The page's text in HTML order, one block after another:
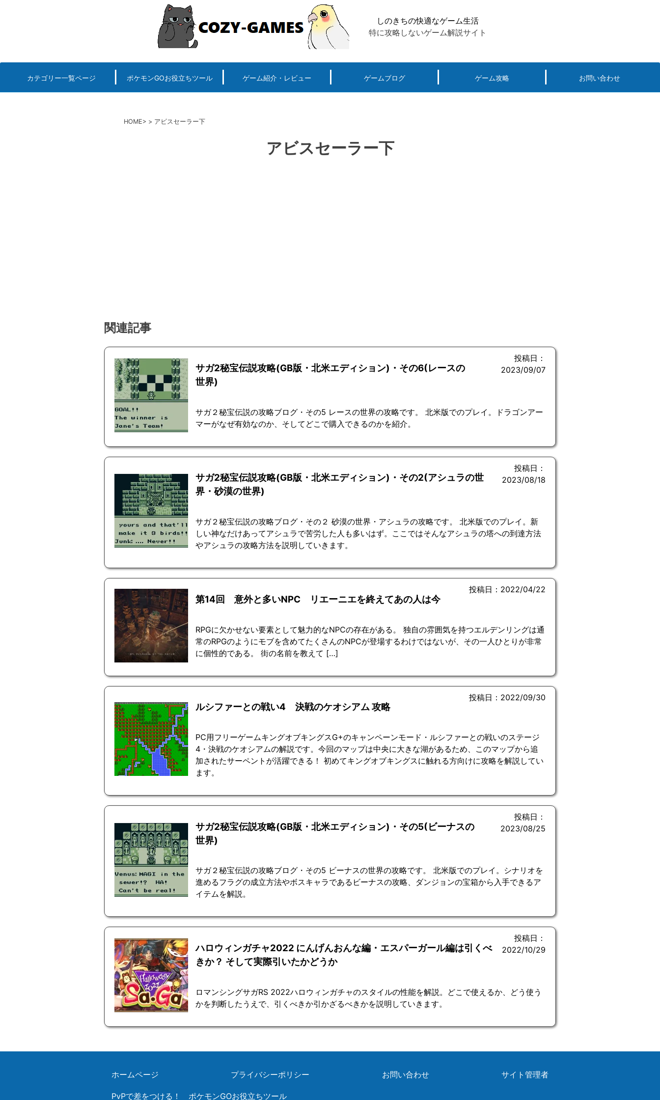
へ
しのきちの快適なゲーム生活
特に攻略しないゲーム解説サイト
カテゴリー一覧ページ ポケモンGOお役立ちツール ゲーム紹介・レビュー ゲームブログ ゲーム攻略 お問い合わせ
HOME アビスセーラー下
アビスセーラー下
関連記事
サガ2秘宝伝説攻略(GB版・北米エディション)・その6(レースの
世界)
投稿日：
2023/09/07
サガ２秘宝伝説の攻略ブログ・その5 レースの世界の攻略です。 北米版でのプレイ。ドラゴンアー
マーがなぜ有効なのか、そしてどこで購入できるのかを紹介。
サガ2秘宝伝説攻略(GB版・北米エディション)・その2(アシュラの世
界・砂漠の世界)
投稿日：
2023/08/18
サガ２秘宝伝説の攻略ブログ・その２ 砂漠の世界・アシュラの攻略です。 北米版でのプレイ。新
しい神なだけあってアシュラで苦労した人も多いはず。ここではそんなアシュラの塔への到達方法
やアシュラの攻略方法を説明していきます。
第14回 意外と多いNPC リエーニエを終えてあの人は今
投稿日：2022/04/22
RPGに欠かせない要素として魅力的なNPCの存在がある。 独自の雰囲気を持つエルデンリングは通
常のRPGのようにモブを含めてたくさんのNPCが登場するわけではないが、その一人ひとりが非常
に個性的である。 街の名前を教えて […]
ルシファーとの戦い4 決戦のケオシアム 攻略
投稿日：2022/09/30
PC用フリーゲームキングオブキングスG+のキャンペーンモード・ルシファーとの戦いのステージ
4・決戦のケオシアムの解説です。今回のマップは中央に大きな湖があるため、このマップから追
加されたサーペントが活躍できる！ 初めてキングオブキングスに触れる方向けに攻略を解説してい
ます。
サガ2秘宝伝説攻略(GB版・北米エディション)・その5(ビーナスの
世界)
投稿日：
2023/08/25
サガ２秘宝伝説の攻略ブログ・その5 ビーナスの世界の攻略です。 北米版でのプレイ。シナリオを
進めるフラグの成立方法やボスキャラであるビーナスの攻略、ダンジョンの宝箱から入手できるア
イテムを解説。
ハロウィンガチャ2022 にんげんおんな編・エスパーガール編は引くべ
きか？ そして実際引いたかどうか
投稿日：
2022/10/29
ロマンシングサガRS 2022ハロウィンガチャのスタイルの性能を解説。どこで使えるか、どう使う
かを判断したうえで、引くべきか引かざるべきかを説明していきます。
ホームページ プライバシーポリシー お問い合わせ サイト管理者
PvPで差をつける！ ポケモンGOお役立ちツール